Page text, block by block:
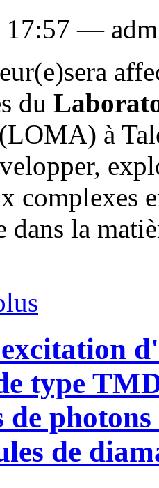
17:57 —
du
(LOMA) à
complexes
dans la
type
de